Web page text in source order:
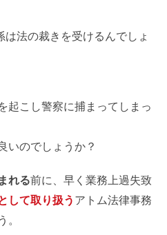
は法の裁きを受けるんでしょ
起こし警察に捕まってしまっ
いのでしょうか？
れる前に、早く業務上過失致
して取り扱う アトム法律事務
。